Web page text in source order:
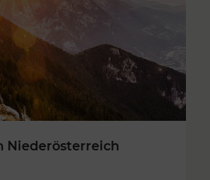
Niederösterreich